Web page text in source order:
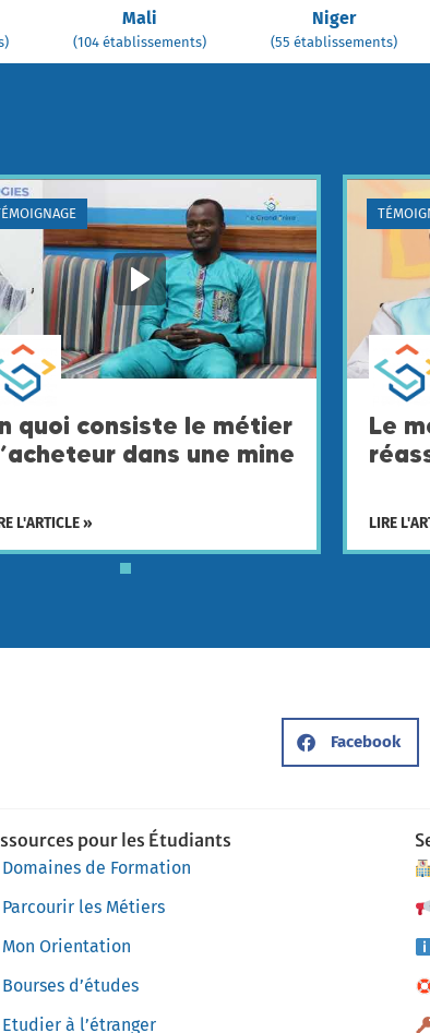
Mali
(104 établissements)
Niger
(55 établissements)
quoi consiste le métier
dans une mine
L'ARTICLE »
Le
LIRE
Facebook
pour les Étudiants
Domaines de Formation
Parcourir les Métiers
Mon Orientation
Bourses d’études
Etudier à l’étranger